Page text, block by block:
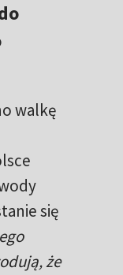
walkę
się
że